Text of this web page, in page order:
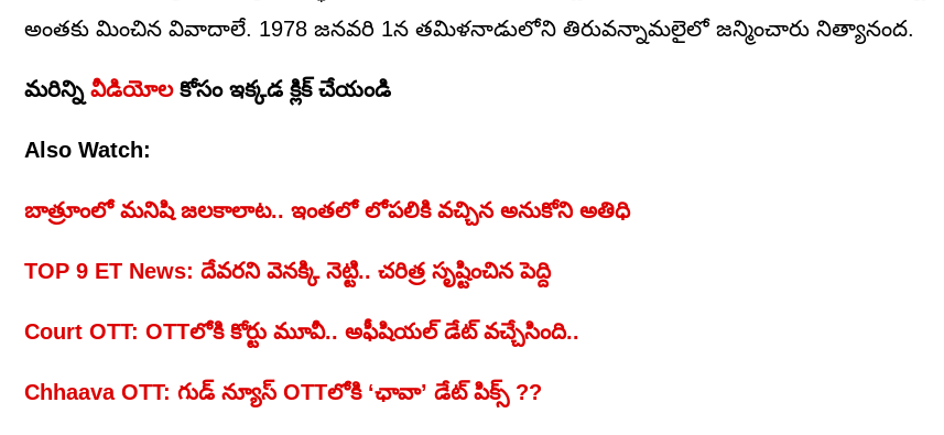
అంతకు మించిన వివాదాలే. 1978 జనవరి 1న తమిళనాడులోని తిరువన్నామలైలో జన్మించారు నిత్యానంద.
మరిన్ని వీడియోలకోసం ఇక్కడ క్లిక్ చేయండి
Also Watch:
బాత్రూంలో మనిషి జలకాలాట.. ఇంతలో లోపలికి వచ్చిన అనుకోని అతిధి
TOP 9 ET News: దేవరని వెనక్కి నెట్టి.. చరిత్ర సృష్టించిన పెద్ది
Court OTT: OTTలోకి కోర్టు మూవీ.. అఫీషియల్‌ డేట్‌ వచ్చేసింది..
Chhaava OTT: గుడ్ న్యూస్ OTTలోకి ‘ఛావా’ డేట్ పిక్స్ ??